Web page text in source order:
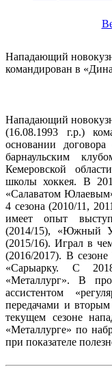
Нападающий
командирован в
Нападающий
(16.08.1993 г.р.)
основании
барнаульским
Кемеровской
школы хоккея. В
«Салаватом
4 сезона (2010/11,
имеет опыт
(2014/15), «Южный
(2015/16). Играл в
(2016/2017). В
«Сарыарку. С
«Металлург». В
ассистентом
передачами и
текущем сезоне
«Металлурге» по
при показателе